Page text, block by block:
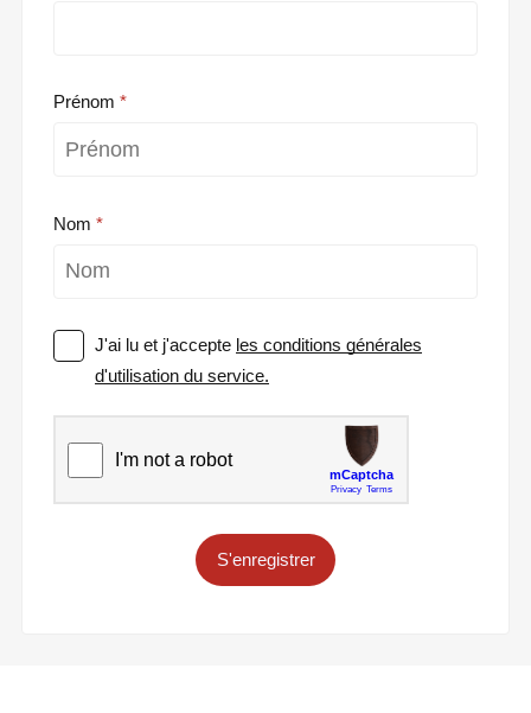
Prénom
Nom
J'ai lu et j'accepte les conditions générales
d'utilisation du service.
S'enregistrer